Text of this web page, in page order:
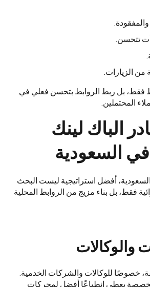
تتحسن.
من الزيارات.
فقط، بل ربط الروابط بتحسن فعلي في
المحتملين.
الباك لينك
السعودية
أفضل استراتيجية ليست البحث
فقط، بل بناء مزيج من الروابط المحلية
والوكالات
خصوصًا للوكالات والشركات الخدمية.
يعطي انطباعًا أفضل لمحركات